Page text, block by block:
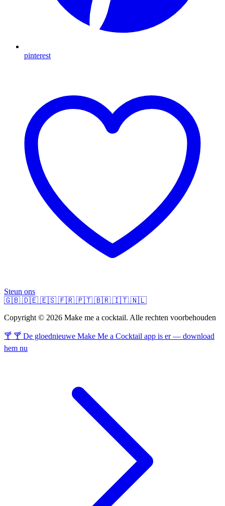
pinterest
Steun ons
🇬🇧 🇩🇪 🇪🇸 🇫🇷 🇵🇹 🇧🇷 🇮🇹 🇳🇱
Copyright © 2026 Make me a cocktail. Alle rechten voorbehouden
🍸 🍸 De gloednieuwe Make Me a Cocktail app is er — download
hem nu